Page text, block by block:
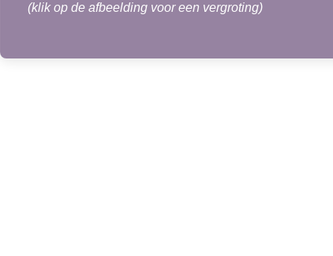
(klik op de afbeelding voor een vergroting)